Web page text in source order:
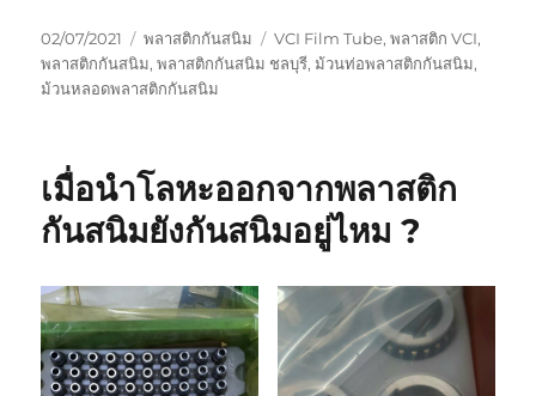
Posted
on
02/07/2021 Categories
พลาสติกกันสนิม Tags
VCI Film Tube,พลาสติก VCI,
พลาสติกกันสนิม,พลาสติกกันสนิม ชลบุรี,ม้วนท่อพลาสติกกันสนิม,
ม้วนหลอดพลาสติกกันสนิม
เมื่อนำโลหะออกจากพลาสติก
กันสนิมยังกันสนิมอยู่ไหม ?